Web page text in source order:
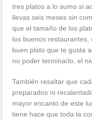
tres platos a lo sumo si
llevas seis meses sin
que el tamaño de los
los buenos
buen plato que te gusta
no poder terminarlo, el
También resaltar que
preparados ni
mayor encanto de este
tiene hace que toda la